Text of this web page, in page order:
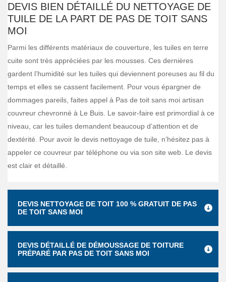
DEVIS BIEN DÉTAILLÉ DU NETTOYAGE DE
TUILE DE LA PART DE PAS DE TOIT SANS
MOI
Parmi les différents matériaux de couverture, les tuiles en terre
cuite sont très appréciées par les mousses. Ces dernières
gardent l’humidité sur les tuiles qui deviennent poreuses au fil du
temps et elles se cassent facilement. Pour vous épargner de
dommages pareils, faites appel à Pas de toit sans moi artisan
couvreur chevronné à Le Buis. Le savoir-faire est primordial à ce
niveau, car les tuiles demandent beaucoup d’attention et de
dextérité. Pour avoir le devis nettoyage de tuile, n’hésitez pas à
appeler ce couvreur par téléphone ou via son site web. Le devis
est clair et détaillé.
DEVIS NETTOYAGE DE TOIT 100 % GRATUIT DE PAS
DE TOIT SANS MOI
DEVIS DÉTAILLÉ DE DÉMOUSSAGE DE TOITURE
PRÉPARÉ PAR PAS DE TOIT SANS MOI